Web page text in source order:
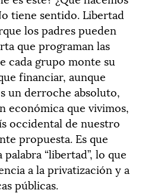
tiene sentido. Libertad
los padres pueden
que programan las
cada grupo monte su
financiar, aunque
un derroche absoluto,
económica que vivimos,
occidental de nuestro
propuesta. Es que
“libertad”, lo que
a la privatización y a
públicas.